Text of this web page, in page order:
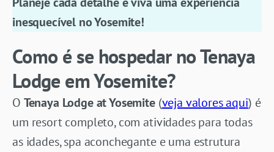
inesquecível no Yosemite!
Como é se hospedar no Tenaya
Lodge em Yosemite?
O Tenaya Lodge at Yosemite(veja valores aqui) é
um resort completo, com atividades para todas
as idades, spa aconchegante e uma estrutura